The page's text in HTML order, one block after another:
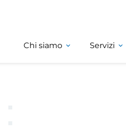
Chi siamo Servizi